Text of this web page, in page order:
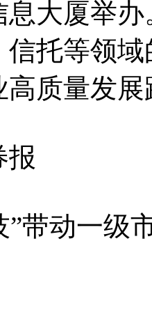
大厦举
信托等领
质量发展
动一级市